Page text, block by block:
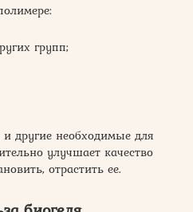
групп;
другие необходимые для
улучшает качество
отрастить ее.